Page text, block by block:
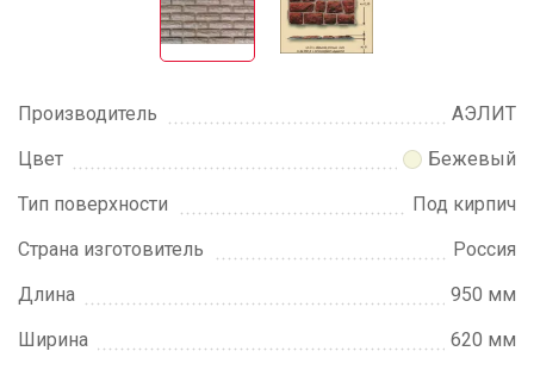
Производитель
АЭЛИТ
Цвет
Бежевый
Тип поверхности
Под кирпич
Страна изготовитель
Россия
Длина
950 мм
Ширина
620 мм